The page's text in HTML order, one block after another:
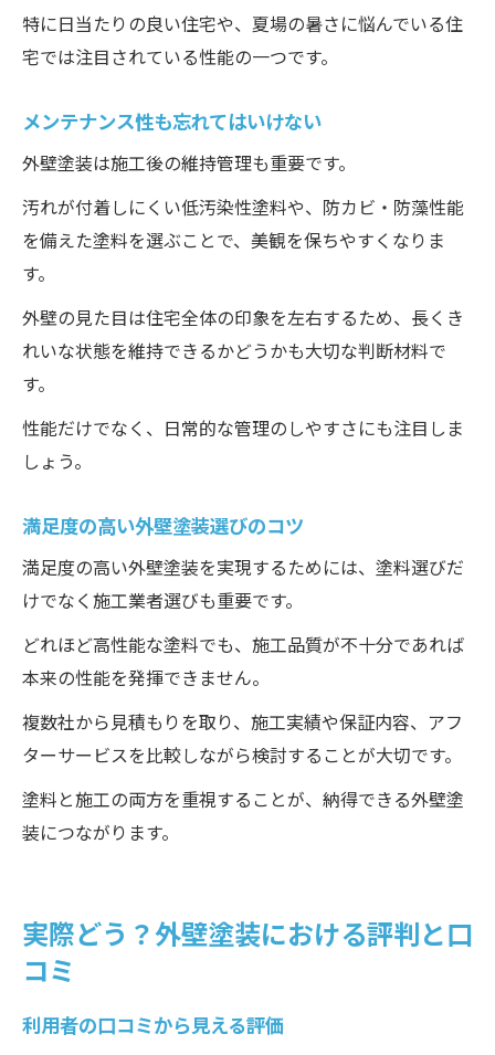
特に日当たりの良い住宅や、夏場の暑さに悩んでいる住
宅では注目されている性能の一つです。
メンテナンス性も忘れてはいけない
外壁塗装は施工後の維持管理も重要です。
汚れが付着しにくい低汚染性塗料や、防カビ・防藻性能
を備えた塗料を選ぶことで、美観を保ちやすくなりま
す。
外壁の見た目は住宅全体の印象を左右するため、長くき
れいな状態を維持できるかどうかも大切な判断材料で
す。
性能だけでなく、日常的な管理のしやすさにも注目しま
しょう。
満足度の高い外壁塗装選びのコツ
満足度の高い外壁塗装を実現するためには、塗料選びだ
けでなく施工業者選びも重要です。
どれほど高性能な塗料でも、施工品質が不十分であれば
本来の性能を発揮できません。
複数社から見積もりを取り、施工実績や保証内容、アフ
ターサービスを比較しながら検討することが大切です。
塗料と施工の両方を重視することが、納得できる外壁塗
装につながります。
実際どう？外壁塗装における評判と口
コミ
利用者の口コミから見える評価